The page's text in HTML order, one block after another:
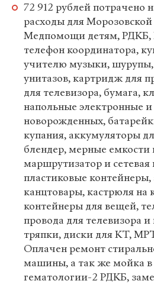
72 912 рублей потрачено
расходы для
Медпомощи детям, РДКБ,
телефон координатора,
учителю музыки,
унитазов, картридж для
для телевизора, бумага,
напольные электронные
новорожденных,
купания, аккумуляторы
блендер, мерные емкости
маршрутизатор и
пластиковые
канцтовары, кастрюля на
контейнеры для вещей,
провода для телевизора
тряпки, диски для КТ,
Оплачен ремонт
машины, а так же мойка в
гематологии-2 РДКБ,